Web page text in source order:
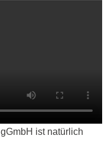
ist natürlich